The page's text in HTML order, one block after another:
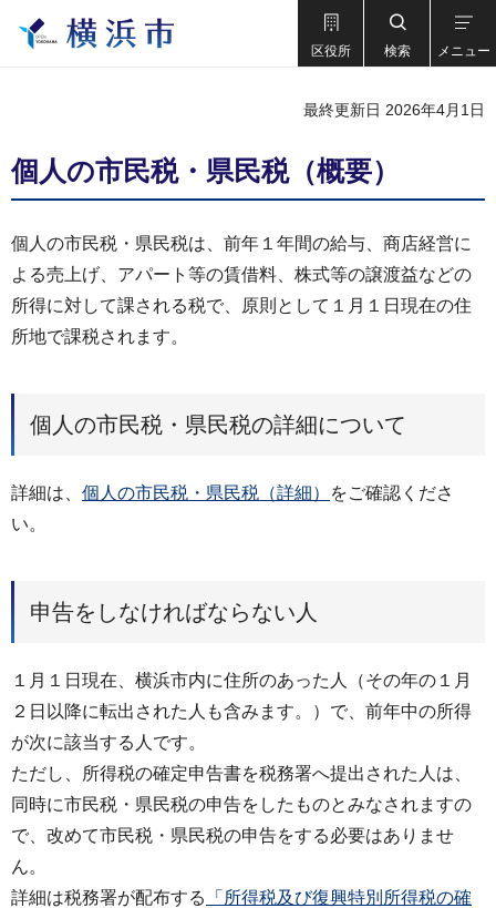
区役所 検索 メニュー
最終更新日 2026年4月1日
個人の市民税・県民税（概要）
個人の市民税・県民税は、前年１年間の給与、商店経営に
よる売上げ、アパート等の賃借料、株式等の譲渡益などの
所得に対して課される税で、原則として１月１日現在の住
所地で課税されます。
個人の市民税・県民税の詳細について
詳細は、 個人の市民税・県民税（詳細）
をご確認くださ
い。
申告をしなければならない人
１月１日現在、横浜市内に住所のあった人（その年の１月
２日以降に転出された人も含みます。）で、前年中の所得
が次に該当する人です。
ただし、所得税の確定申告書を税務署へ提出された人は、
同時に市民税・県民税の申告をしたものとみなされますの
で、改めて市民税・県民税の申告をする必要はありませ
ん。
詳細は税務署が配布する
「所得税及び復興特別所得税の確